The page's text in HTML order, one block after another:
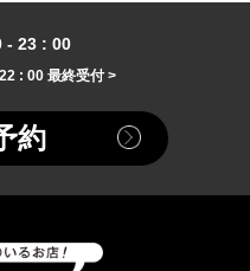
- 23 : 00
: 00 最終受付 >
約